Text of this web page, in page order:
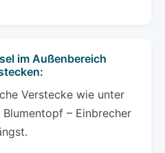
im Außenbereich
Verstecke wie unter
– Einbrecher